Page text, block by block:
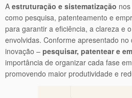
A estruturação e sistematização
como pesquisa, patenteamento e
para garantir a eficiência, a clareza e
envolvidas. Conforme apresentado
inovação – pesquisar, patentear e
importância de organizar cada fase
promovendo maior produtividade e